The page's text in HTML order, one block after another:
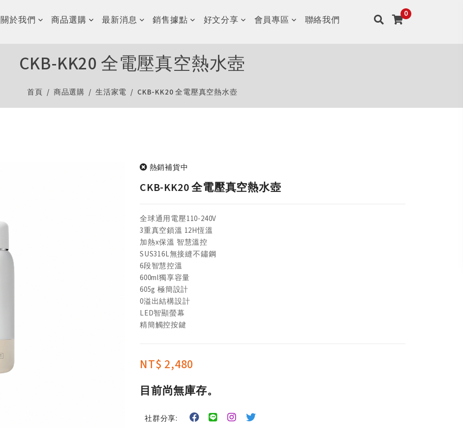
關於我們 商品選購 最新消息 銷售據點 好文分享 會員專區 聯絡我們
CKB-KK20 全電壓真空熱水壺
首頁 商品選購 生活家電 CKB-KK20 全電壓真空熱水壺
熱銷補貨中
CKB-KK20 全電壓真空熱水壺
全球通用電壓110-240V
3重真空鎖溫 12H恆溫
加熱x保溫 智慧溫控
SUS316L無接縫不鏽鋼
6段智慧控溫
600ml獨享容量
605g 極簡設計
0溢出結構設計
LED智顯螢幕
精簡觸控按鍵
NT$ 2,480
目前尚無庫存。
社群分享: